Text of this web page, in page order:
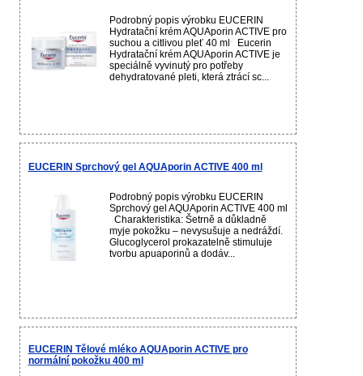
Podrobný popis výrobku EUCERIN
Hydratační krém AQUAporin ACTIVE pro
suchou a citlivou pleť 40 ml Eucerin
Hydratační krém AQUAporin ACTIVE je
speciálně vyvinutý pro potřeby
dehydratované pleti, která ztrácí sc...
EUCERIN Sprchový gel AQUAporin ACTIVE 400 ml
Podrobný popis výrobku EUCERIN
Sprchový gel AQUAporin ACTIVE 400 ml
Charakteristika: Šetrně a důkladně
myje pokožku – nevysušuje a nedráždí.
Glucoglycerol prokazatelně stimuluje
tvorbu apuaporinů a dodáv...
EUCERIN Tělové mléko AQUAporin ACTIVE pro
normální pokožku 400 ml